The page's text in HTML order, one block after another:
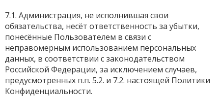
7.1. Администрация, не исполнившая свои
обязательства, несёт ответственность за убытки,
понесённые Пользователем в связи с
неправомерным использованием персональных
данных, в соответствии с законодательством
Российской Федерации, за исключением случаев,
предусмотренных п.п. 5.2. и 7.2. настоящей Политики
Конфиденциальности.